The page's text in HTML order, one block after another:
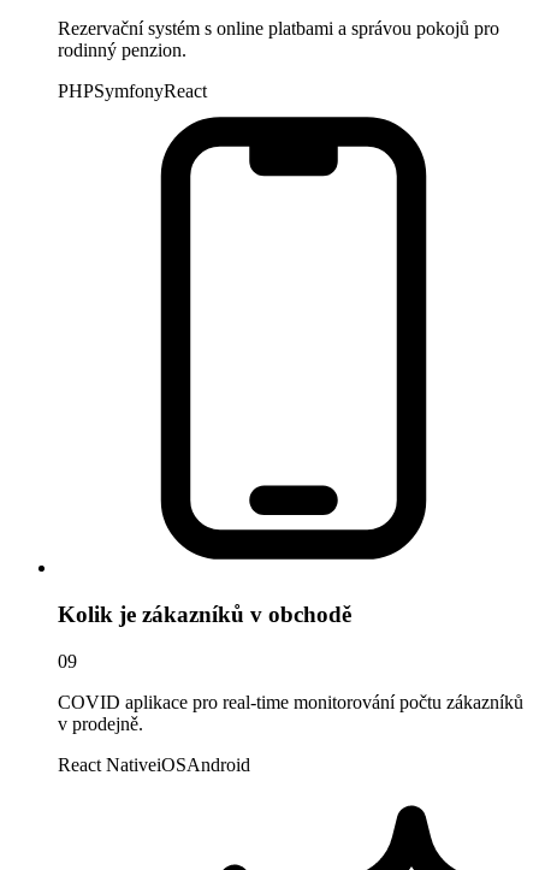
Rezervační systém s online platbami a správou pokojů pro
rodinný penzion.
PHPSymfonyReact
Kolik je zákazníků v obchodě
09
COVID aplikace pro real-time monitorování počtu zákazníků
v prodejně.
React NativeiOSAndroid